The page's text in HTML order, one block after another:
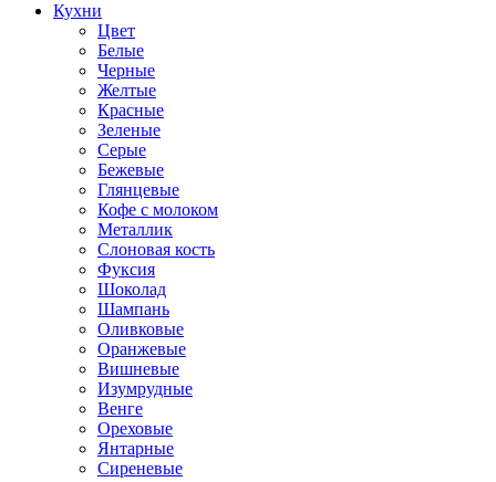
Кухни
Цвет
Белые
Черные
Желтые
Красные
Зеленые
Серые
Бежевые
Глянцевые
Кофе с молоком
Металлик
Слоновая кость
Фуксия
Шоколад
Шампань
Оливковые
Оранжевые
Вишневые
Изумрудные
Венге
Ореховые
Янтарные
Сиреневые